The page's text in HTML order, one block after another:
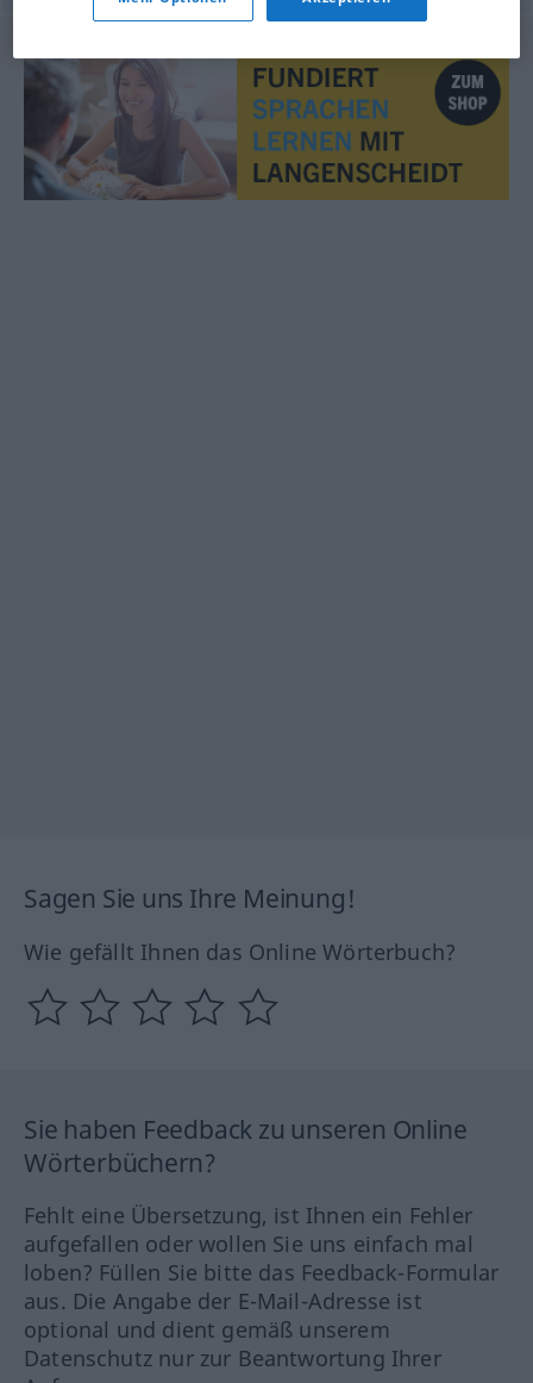
Sagen Sie uns Ihre Meinung!
Wie gefällt Ihnen das Online Wörterbuch?
Sie haben Feedback zu unseren Online
Wörterbüchern?
Fehlt eine Übersetzung, ist Ihnen ein Fehler
aufgefallen oder wollen Sie uns einfach mal
loben? Füllen Sie bitte das Feedback-Formular
aus. Die Angabe der E-Mail-Adresse ist
optional und dient gemäß unserem
Datenschutz nur zur Beantwortung Ihrer